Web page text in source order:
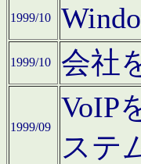
1999/10
1999/10 会社
1999/09
VoIP
ステ